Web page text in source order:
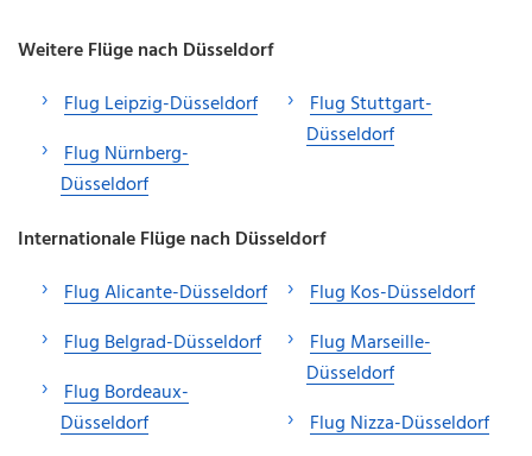
Weitere Flüge nach Düsseldorf
Flug Leipzig-Düsseldorf
Flug Nürnberg-
Düsseldorf
Flug Stuttgart-
Düsseldorf
Internationale Flüge nach Düsseldorf
Flug Alicante-Düsseldorf
Flug Belgrad-Düsseldorf
Flug Bordeaux-
Düsseldorf
Flug Kos-Düsseldorf
Flug Marseille-
Düsseldorf
Flug Nizza-Düsseldorf